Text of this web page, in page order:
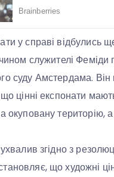
у справі відбулись ще
служителі Феміди
суду Амстердама.
цінні експонати
окуповану територію, а
згідно з
що художні